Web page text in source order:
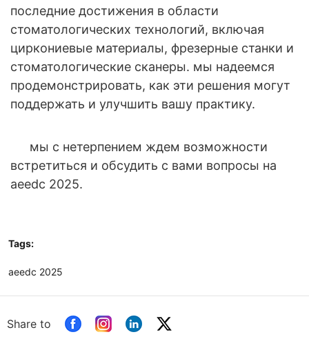
последние достижения в области
стоматологических технологий, включая
циркониевые материалы, фрезерные станки и
стоматологические сканеры. мы надеемся
продемонстрировать, как эти решения могут
поддержать и улучшить вашу практику.
мы с нетерпением ждем возможности
встретиться и обсудить с вами вопросы на
aeedc 2025.
Tags:
aeedc 2025
Share to